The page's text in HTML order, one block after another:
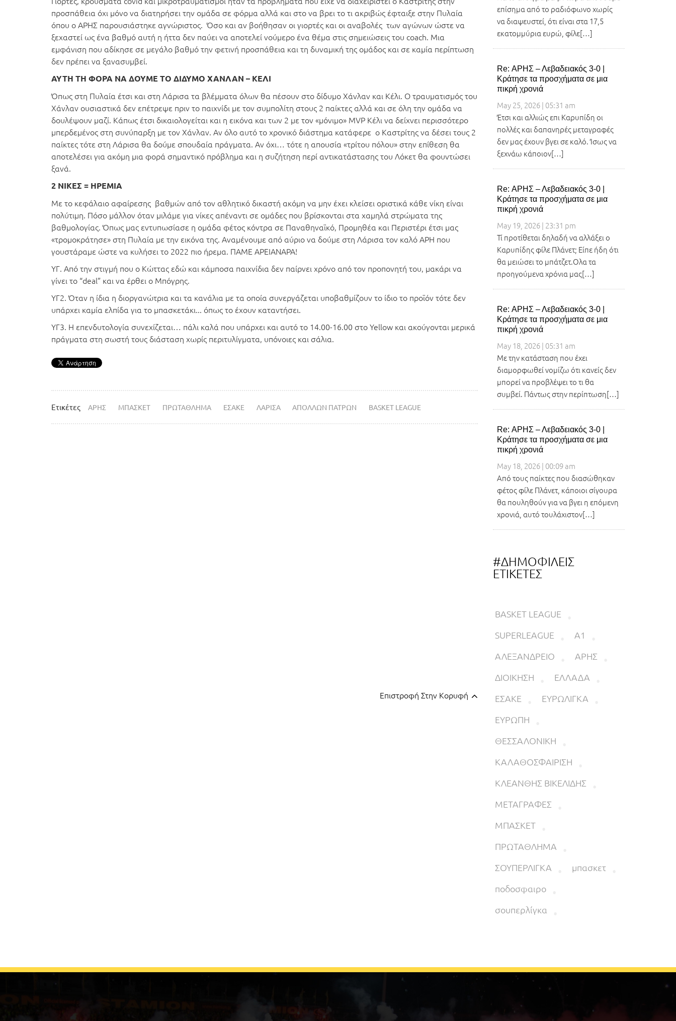
προσπάθεια όχι μόνο να διατηρήσει την ομάδα σε φόρμα αλλά και στο να βρει το τι ακριβώς έφταιξε στην Πυλαία
όπου ο ΑΡΗΣ παρουσιάστηκε αγνώριστος. Όσο και αν βοήθησαν οι γιορτές και οι αναβολές των αγώνων ώστε να
ξεχαστεί ως ένα βαθμό αυτή η ήττα δεν παύει να αποτελεί νούμερο ένα θέμα στις σημειώσεις του coach. Μια
εμφάνιση που αδίκησε σε μεγάλο βαθμό την φετινή προσπάθεια και τη δυναμική της ομάδος και σε καμία περίπτωση
δεν πρέπει να ξανασυμβεί.
ΑΥΤΗ ΤΗ ΦΟΡΑ ΝΑ ΔΟΥΜΕ ΤΟ ΔΙΔΥΜΟ ΧΑΝΛΑΝ – ΚΕΛΙ
Όπως στη Πυλαία έτσι και στη Λάρισα τα βλέμματα όλων θα πέσουν στο δίδυμο Χάνλαν και Κέλι. Ο τραυματισμός του
Χάνλαν ουσιαστικά δεν επέτρεψε πριν το παιχνίδι με τον συμπολίτη στους 2 παίκτες αλλά και σε όλη την ομάδα να
δουλέψουν μαζί. Κάπως έτσι δικαιολογείται και η εικόνα και των 2 με τον «μόνιμο» MVP Κέλι να δείχνει περισσότερο
μπερδεμένος στη συνύπαρξη με τον Χάνλαν. Αν όλο αυτό το χρονικό διάστημα κατάφερε ο Καστρίτης να δέσει τους 2
παίκτες τότε στη Λάρισα θα δούμε σπουδαία πράγματα. Αν όχι… τότε η απουσία «τρίτου πόλου» στην επίθεση θα
αποτελέσει για ακόμη μια φορά σημαντικό πρόβλημα και η συζήτηση περί αντικατάστασης του Λόκετ θα φουντώσει
ξανά.
2 ΝΙΚΕΣ = ΗΡΕΜΙΑ
Με το κεφάλαιο αφαίρεσης βαθμών από τον αθλητικό δικαστή ακόμη να μην έχει κλείσει οριστικά κάθε νίκη είναι
πολύτιμη. Πόσο μάλλον όταν μιλάμε για νίκες απέναντι σε ομάδες που βρίσκονται στα χαμηλά στρώματα της
βαθμολογίας. Όπως μας εντυπωσίασε η ομάδα φέτος κόντρα σε Παναθηναϊκό, Προμηθέα και Περιστέρι έτσι μας
«τρομοκράτησε» στη Πυλαία με την εικόνα της. Αναμένουμε από αύριο να δούμε στη Λάρισα τον καλό ΑΡΗ που
γουστάραμε ώστε να κυλήσει το 2022 πιο ήρεμα. ΠΑΜΕ ΑΡΕΙΑΝΑΡΑ!
ΥΓ. Από την στιγμή που ο Κώττας εδώ και κάμποσα παιχνίδια δεν παίρνει χρόνο από τον προπονητή του, μακάρι να
γίνει το “deal” και να έρθει ο Μπόγρης.
ΥΓ2. Όταν η ίδια η διοργανώτρια και τα κανάλια με τα οποία συνεργάζεται υποβαθμίζουν το ίδιο το προϊόν τότε δεν
υπάρχει καμία ελπίδα για το μπασκετάκι... όπως το έχουν καταντήσει.
ΥΓ3. Η επενδυτολογία συνεχίζεται… πάλι καλά που υπάρχει και αυτό το 14.00-16.00 στο Yellow και ακούγονται μερικά
πράγματα στη σωστή τους διάσταση χωρίς περιτυλίγματα, υπόνοιες και σάλια.
Ετικέτες ΑΡΗΣ ΜΠΑΣΚΕΤ ΠΡΩΤΑΘΛΗΜΑ ΕΣΑΚΕ ΛΑΡΙΣΑ ΑΠΟΛΛΩΝ ΠΑΤΡΩΝ BASKET LEAGUE
Επιστροφή Στην Κορυφή
επίσημα από το ραδιόφωνο χωρίς
να διαψευστεί, ότι είναι στα 17,5
εκατομμύρια ευρώ, φίλε[…]
Re: ΑΡΗΣ – Λεβαδειακός 3-0 |
Κράτησε τα προσχήματα σε μια
πικρή χρονιά
May 25, 2026 | 05:31 am
Έτσι και αλλιώς επι Καρυπίδη οι
πολλές και δαπανηρές μεταγραφές
δεν μας έχουν βγει σε καλό. Ίσως να
ξεχνάω κάποιον[…]
Re: ΑΡΗΣ – Λεβαδειακός 3-0 |
Κράτησε τα προσχήματα σε μια
πικρή χρονιά
May 19, 2026 | 23:31 pm
Τί προτίθεται δηλαδή να αλλάξει ο
Καρυπίδης φίλε Πλάνετ; Είπε ήδη ότι
θα μειώσει το μπάτζετ.Ολα τα
προηγούμενα χρόνια μας[…]
Re: ΑΡΗΣ – Λεβαδειακός 3-0 |
Κράτησε τα προσχήματα σε μια
πικρή χρονιά
May 18, 2026 | 05:31 am
Με την κατάσταση που έχει
διαμορφωθεί νομίζω ότι κανείς δεν
μπορεί να προβλέψει το τι θα
συμβεί. Πάντως στην περίπτωση[…]
Re: ΑΡΗΣ – Λεβαδειακός 3-0 |
Κράτησε τα προσχήματα σε μια
πικρή χρονιά
May 18, 2026 | 00:09 am
Από τους παίκτες που διασώθηκαν
φέτος φίλε Πλάνετ, κάποιοι σίγουρα
θα πουληθούν για να βγει η επόμενη
χρονιά, αυτό τουλάχιστον[…]
#ΔΗΜΟΦΙΛΕΙΣ
ΕΤΙΚΕΤΕΣ
BASKET LEAGUE
SUPERLEAGUE
Α1
ΑΛΕΞΑΝΔΡΕΙΟ
ΑΡΗΣ
ΔΙΟΙΚΗΣΗ
ΕΛΛΑΔΑ
ΕΣΑΚΕ
ΕΥΡΩΛΙΓΚΑ
ΕΥΡΩΠΗ
ΘΕΣΣΑΛΟΝΙΚΗ
ΚΑΛΑΘΟΣΦΑΙΡΙΣΗ
ΚΛΕΑΝΘΗΣ ΒΙΚΕΛΙΔΗΣ
ΜΕΤΑΓΡΑΦΕΣ
ΜΠΑΣΚΕΤ
ΠΡΩΤΑΘΛΗΜΑ
ΣΟΥΠΕΡΛΙΓΚΑ
μπασκετ
ποδοσφαιρο
σουπερλίγκα